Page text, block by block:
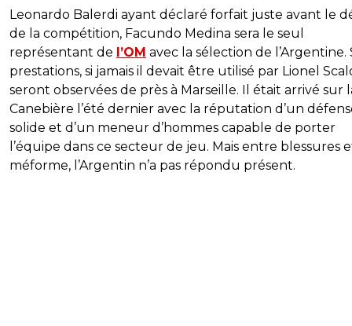
Leonardo Balerdi ayant déclaré forfait juste avant le
de la compétition, Facundo Medina sera le seul
représentant de l’OM avec la sélection de l’Argentine.
prestations, si jamais il devait être utilisé par Lionel
seront observées de près à Marseille. Il était arrivé sur
Canebière l’été dernier avec la réputation d’un
solide et d’un meneur d’hommes capable de porter
l’équipe dans ce secteur de jeu. Mais entre blessures
méforme, l’Argentin n’a pas répondu présent.